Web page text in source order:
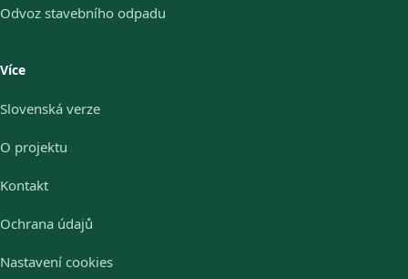
Odvoz stavebního odpadu
Více
Slovenská verze
O projektu
Kontakt
Ochrana údajů
Nastavení cookies